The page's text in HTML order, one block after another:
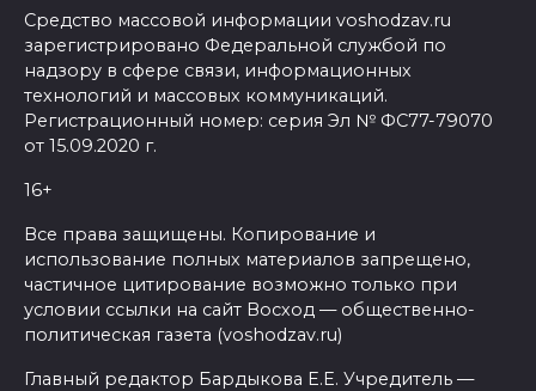
Средство массовой информации voshodzav.ru
зарегистрировано Федеральной службой по
надзору в сфере связи, информационных
технологий и массовых коммуникаций.
Регистрационный номер: серия Эл № ФС77-79070
от 15.09.2020 г.
16+
Все права защищены. Копирование и
использование полных материалов запрещено,
частичное цитирование возможно только при
условии ссылки на сайт Восход — общественно-
политическая газета (voshodzav.ru)
Главный редактор Бардыкова Е.Е. Учредитель —